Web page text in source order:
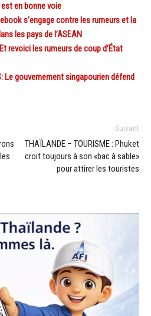
en bonne voie
s’engage contre les rumeurs et la
les pays de l’ASEAN
revoici les rumeurs de coup d’État
Le gouvernement singapourien défend
Suivant
THAÏLANDE – TOURISME : Phuket
croit toujours à son «bac à sable»
pour attirer les touristes